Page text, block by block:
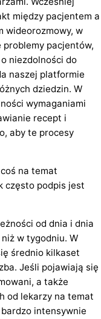
między pacjentem a
wideorozmowy, w
pacjentów,
niezdolności do
naszej platformie
dziedzin. W
wymaganiami
recept i
aby te procesy
na temat
często podpis jest
od dnia i dnia
w tygodniu. W
średnio kilkaset
Jeśli pojawiają się
a także
od lekarzy na temat
intensywnie